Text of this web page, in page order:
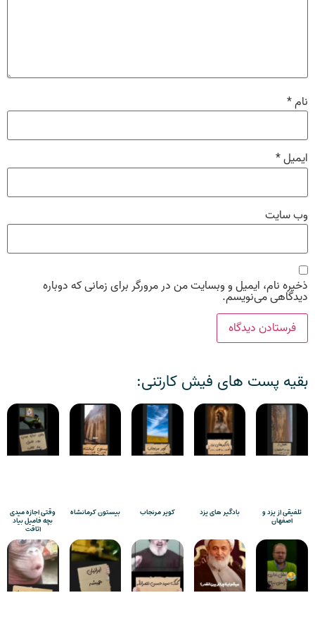
نام*
ایمیل*
وب‌ سایت
ذخیره نام، ایمیل و وبسایت من در مرورگر برای زمانی که دوباره
دیدگاهی می‌نویسم.
بقیه پست های فیش کارتنی:
تلفیقی از یزد و
اصفهان
بادگیر های یزد کویر مرنجاب بیستون کرمانشاه وقتی اجازه میدی
بچه فامیل بیاد
اتاقت